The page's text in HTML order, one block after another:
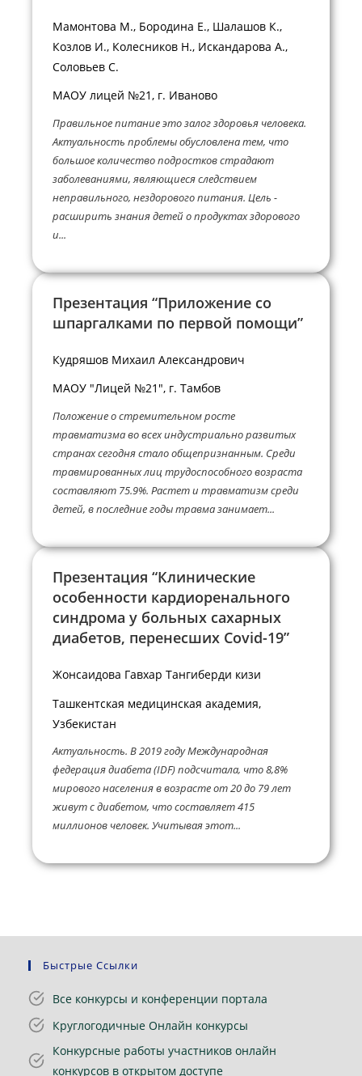
Мамонтова М., Бородина Е., Шалашов К.,
Козлов И., Колесников Н., Искандарова А.,
Соловьев С.
МАОУ лицей №21, г. Иваново
Правильное питание это залог здоровья человека.
Актуальность проблемы обусловлена тем, что
большое количество подростков страдают
заболеваниями, являющиеся следствием
неправильного, нездорового питания. Цель -
расширить знания детей о продуктах здорового
и...
Презентация “Приложение со
шпаргалками по первой помощи”
Кудряшов Михаил Александрович
МАОУ "Лицей №21", г. Тамбов
Положение о стремительном росте
травматизма во всех индустриально развитых
странах сегодня стало общепризнанным. Среди
травмированных лиц трудоспособного возраста
составляют 75.9%. Растет и травматизм среди
детей, в последние годы травма занимает...
Презентация “Клинические
особенности кардиоренального
синдрома у больных сахарных
диабетов, перенесших Covid-19”
Жонсаидова Гавхар Тангиберди кизи
Ташкентская медицинская академия,
Узбекистан
Актуальность. В 2019 году Международная
федерация диабета (IDF) подсчитала, что 8,8%
мирового населения в возрасте от 20 до 79 лет
живут с диабетом, что составляет 415
миллионов человек. Учитывая этот...
Быстрые Ссылки
Все конкурсы и конференции портала
Круглогодичные Онлайн конкурсы
Конкурсные работы участников онлайн
конкурсов в открытом доступе